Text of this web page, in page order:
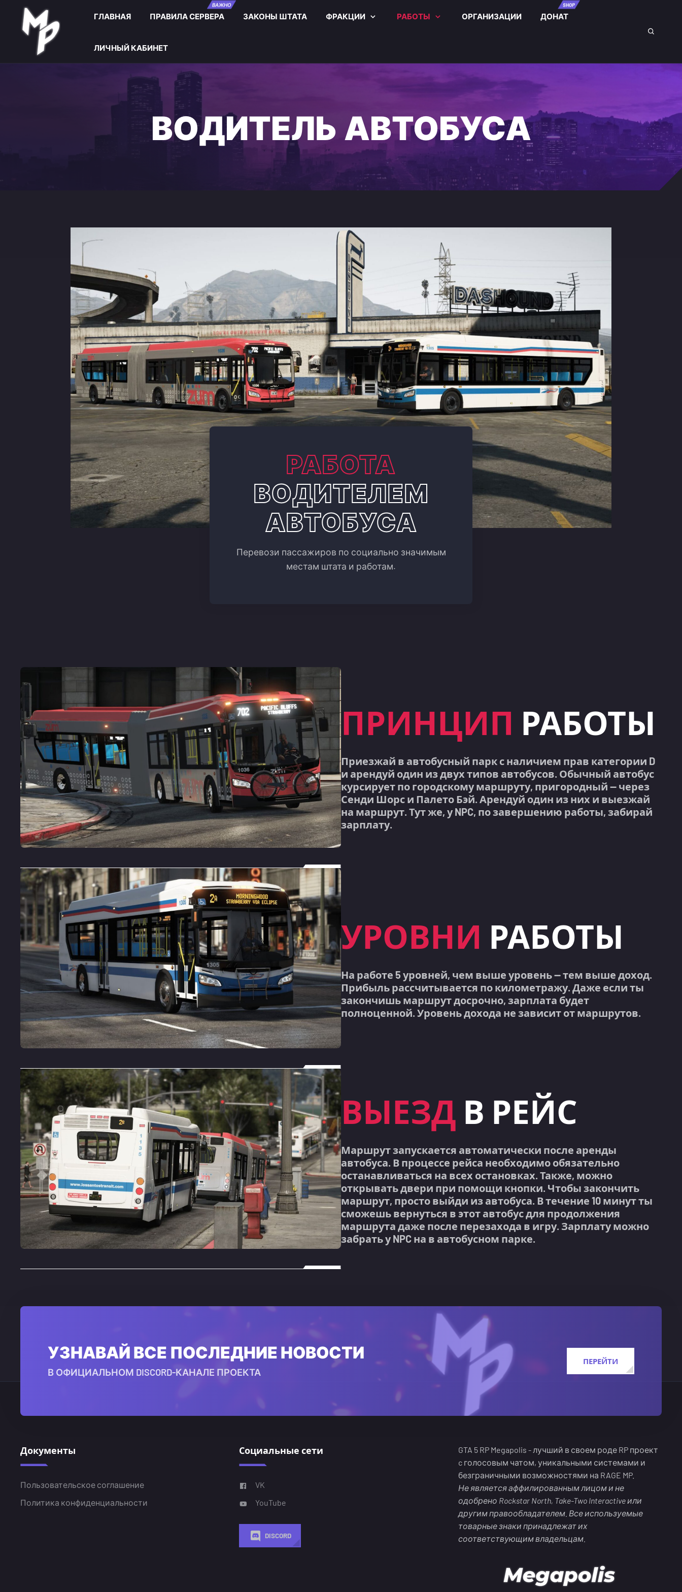
Skip to main content
ГЛАВНАЯ ПРАВИЛА СЕРВЕРА
ВАЖНО
ЗАКОНЫ ШТАТА ФРАКЦИИ РАБОТЫ ОРГАНИЗАЦИИ ДОНАТ
SHOP
ЛИЧНЫЙ КАБИНЕТ
ВОДИТЕЛЬ АВТОБУСА
РАБОТА
ВОДИТЕЛЕМ
АВТОБУСА
Перевози пассажиров по социально значимым
местам штата и работам.
ПРИНЦИП РАБОТЫ
Приезжай в автобусный парк с наличием прав категории D
и арендуй один из двух типов автобусов. Обычный автобус
курсирует по городскому маршруту, пригородный — через
Сенди Шорс и Палето Бэй. Арендуй один из них и выезжай
на маршрут. Тут же, у NPC, по завершению работы, забирай
зарплату.
УРОВНИ РАБОТЫ
На работе 5 уровней, чем выше уровень — тем выше доход.
Прибыль рассчитывается по километражу. Даже если ты
закончишь маршрут досрочно, зарплата будет
полноценной. Уровень дохода не зависит от маршрутов.
ВЫЕЗД В РЕЙС
Маршрут запускается автоматически после аренды
автобуса. В процессе рейса необходимо обязательно
останавливаться на всех остановках. Также, можно
открывать двери при помощи кнопки. Чтобы закончить
маршрут, просто выйди из автобуса. В течение 10 минут ты
сможешь вернуться в этот автобус для продолжения
маршрута даже после перезахода в игру. Зарплату можно
забрать у NPC на в автобусном парке.
УЗНАВАЙ ВСЕ ПОСЛЕДНИЕ НОВОСТИ
В ОФИЦИАЛЬНОМ DISCORD-КАНАЛЕ ПРОЕКТА
ПЕРЕЙТИ
Документы
Пользовательское соглашение
Политика конфиденциальности
Социальные сети
VK
YouTube
DISCORD
GTA 5 RP Megapolis - лучший в своем роде RP проект
c голосовым чатом, уникальными системами и
безграничными возможностями на RAGE MP.
Не является аффилированным лицом и не
одобрено Rockstar North, Take-Two Interactive или
другим правообладателем. Все используемые
товарные знаки принадлежат их
соответствующим владельцам.